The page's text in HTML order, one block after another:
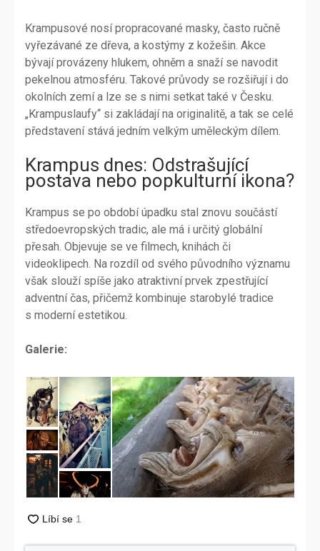
Krampusové nosí propracované masky, často ručně
vyřezávané ze dřeva, a kostýmy z kožešin. Akce
bývají provázeny hlukem, ohněm a snaží se navodit
pekelnou atmosféru. Takové průvody se rozšiřují i do
okolních zemí a lze se s nimi setkat také v Česku.
„Krampuslaufy“ si zakládají na originalitě, a tak se celé
představení stává jedním velkým uměleckým dílem.
Krampus dnes: Odstrašující
postava nebo popkulturní ikona?
Krampus se po období úpadku stal znovu součástí
středoevropských tradic, ale má i určitý globální
přesah. Objevuje se ve filmech, knihách či
videoklipech. Na rozdíl od svého původního významu
však slouží spíše jako atraktivní prvek zpestřující
adventní čas, přičemž kombinuje starobylé tradice
s moderní estetikou.
Galerie: